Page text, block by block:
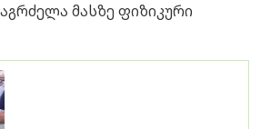
მასზე ფიზიკური